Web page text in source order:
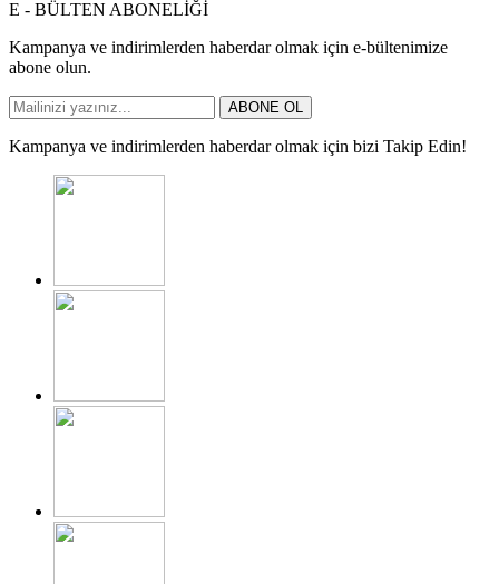
E - BÜLTEN ABONELİĞİ
Kampanya ve indirimlerden haberdar olmak için e-bültenimize
abone olun.
ABONE OL
Kampanya ve indirimlerden haberdar olmak için bizi Takip Edin!